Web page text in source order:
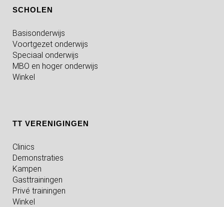
SCHOLEN
Basisonderwijs
Voortgezet onderwijs
Speciaal onderwijs
MBO en hoger onderwijs
Winkel
TT VERENIGINGEN
Clinics
Demonstraties
Kampen
Gasttrainingen
Privé trainingen
Winkel